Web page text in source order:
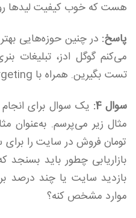
هست که خوب کیفیت لیدها رو
پاسخ: در چنین حوزه‌هایی
می‌کنم‌ گوگل ادز، تبلیغات
تست بگیرین. همراه با Retargeting.
سوال 4:
تومان فروش در سایت را
بازاریابی چطور باید
بازدید سایت یا چند درصد
موارد مشخص کنه؟